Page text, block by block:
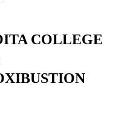
COLLEGE